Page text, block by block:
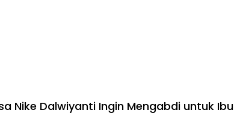
Nike Dalwiyanti Ingin Mengabdi untuk Ibu